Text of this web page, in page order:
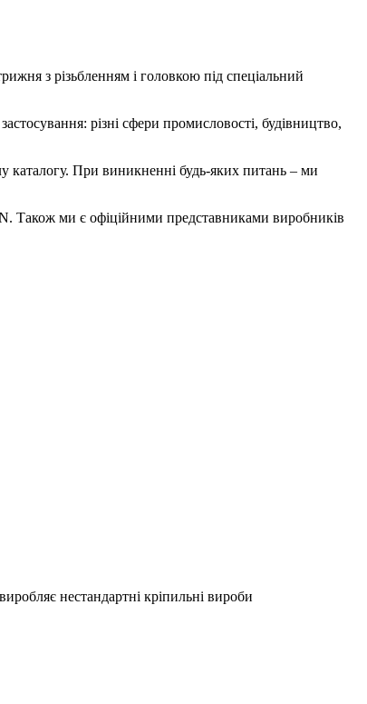
з різьбленням і головкою під спеціальний
різні сфери промисловості, будівництво,
каталогу. При виникненні будь-яких питань – ми
Також ми є офіційними представниками виробників
нестандартні кріпильні вироби